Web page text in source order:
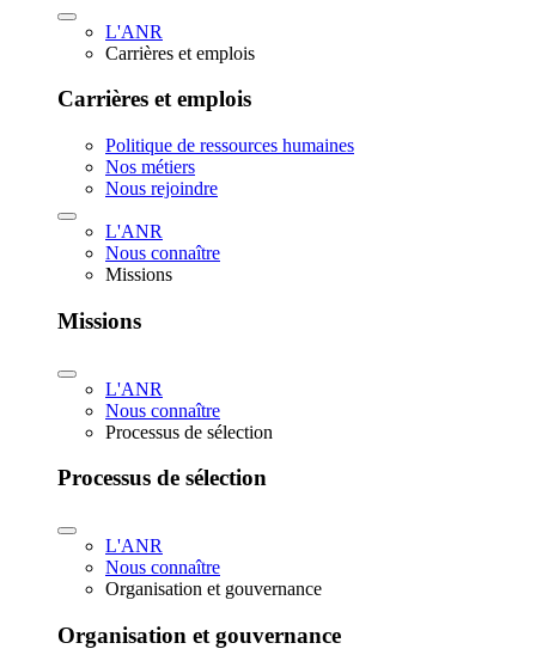
L'ANR
Carrières et emplois
Carrières et emplois
Politique de ressources humaines
Nos métiers
Nous rejoindre
L'ANR
Nous connaître
Missions
Missions
L'ANR
Nous connaître
Processus de sélection
Processus de sélection
L'ANR
Nous connaître
Organisation et gouvernance
Organisation et gouvernance